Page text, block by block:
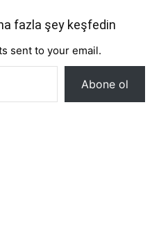
fazla şey keşfedin
sent to your email.
Abone ol